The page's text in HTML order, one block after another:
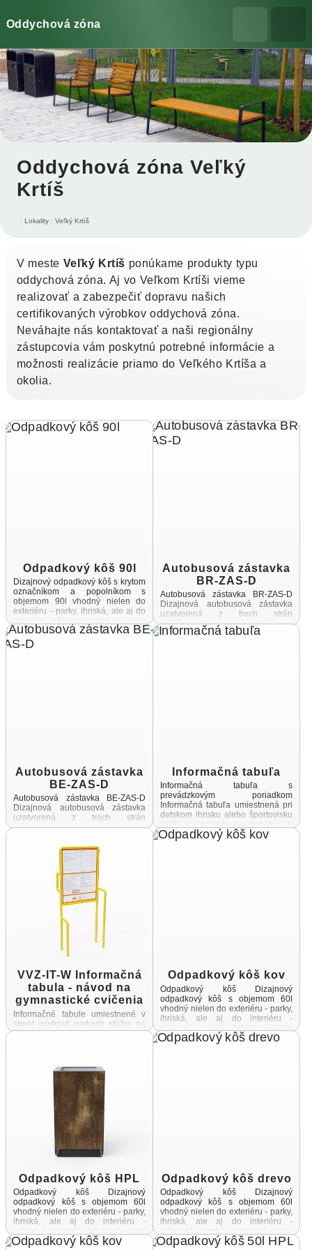
Oddychová zóna
Oddychová zóna Veľký
Krtíš
Lokality Veľký Krtíš
V meste Veľký Krtíš ponúkame produkty typu
oddychová zóna. Aj vo Veľkom Krtíši vieme
realizovať a zabezpečiť dopravu našich
certifikovaných výrobkov oddychová zóna.
Neváhajte nás kontaktovať a naši regionálny
zástupcovia vám poskytnú potrebné informácie a
možnosti realizácie priamo do Veľkého Krtíša a
okolia.
Odpadkový kôš 90l
Dizajnový odpadkový kôš s krytom
označníkom a popolníkom s
objemom 90l vhodný nielen do
exteriéru - parky, ihriská, ale aj do
Autobusová zástavka
BR-ZAS-D
Autobusová zástavka BR-ZAS-D
Dizajnová autobusová zástavka
uzatvorená z troch strán
Konštrukcia je vyrobená zo
zinkovanej a práškovanej ocele,
Autobusová zástavka
BE-ZAS-D
Autobusová zástavka BE-ZAS-D
Dizajnová autobusová zástavka
uzatvorená z troch strán
Konštrukcia je vyrobená zo
spojovací materiál a úchyty sú
Informačná tabuľa
Informačná tabuľa s
prevádzkovým poriadkom
Informačná tabuľa umiestnená pri
detskom ihrisku alebo športovisku
slúži na poskytnutie potrebných
informácií návštevníkom týchto
priestorov Cieľom tejto
VVZ-IT-W Informačná
tabula - návod na
gymnastické cvičenia
Informačné tabule umiestnené v
street workout parkoch slúžia na
poskytovanie potrebných
cvičenia, ktoré je ...
Odpadkový kôš kov
Odpadkový kôš Dizajnový
odpadkový kôš s objemom 60l
vhodný nielen do exteriéru - parky,
ihriská, ale aj do interiéru -
vstupné ...
Odpadkový kôš HPL
Odpadkový kôš Dizajnový
odpadkový kôš s objemom 60l
vhodný nielen do exteriéru - parky,
ihriská, ale aj do interiéru -
nákupné centrá, letiskové haly,
vstupné ...
Odpadkový kôš drevo
Odpadkový kôš Dizajnový
odpadkový kôš s objemom 60l
vhodný nielen do exteriéru - parky,
ihriská, ale aj do interiéru -
nákupné centrá, letiskové haly,
vstupné ...